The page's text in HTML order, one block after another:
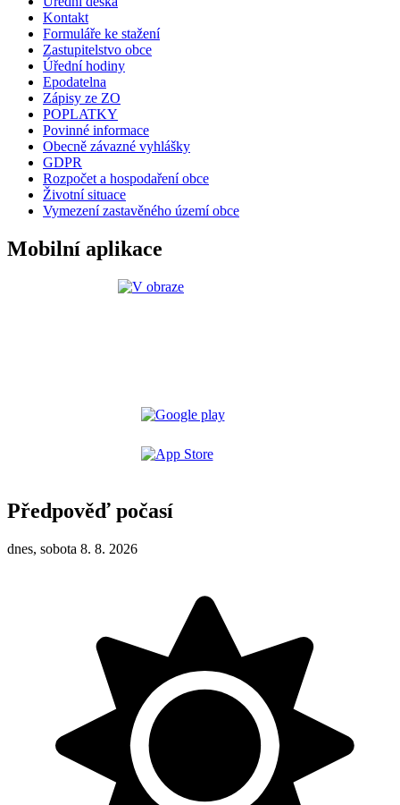
Kontakt
Formuláře ke stažení
Zastupitelstvo obce
Úřední hodiny
Epodatelna
Zápisy ze ZO
POPLATKY
Povinné informace
Obecně závazné vyhlášky
GDPR
Rozpočet a hospodaření obce
Životní situace
Vymezení zastavěného území obce
Mobilní aplikace
Předpověď počasí
dnes, sobota 8. 8. 2026